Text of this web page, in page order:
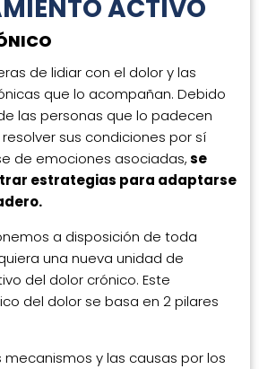
ACTIVO
de lidiar con el dolor y las
que lo acompañan. Debido
las personas que lo padecen
sus condiciones por sí
de emociones asociadas,se
estrategias para adaptarse
a disposición de toda
una nueva unidad de
del dolor crónico. Este
del dolor se basa en 2 pilares
mecanismos y las causas por los